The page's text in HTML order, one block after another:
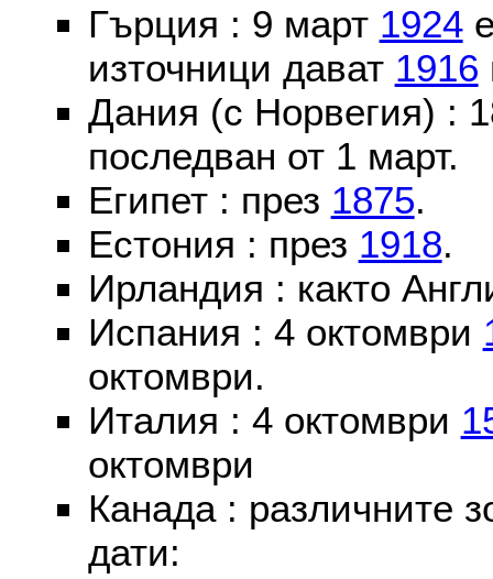
Гърция : 9 март 1924е
източници дават 1916
Дания (с Норвегия) :
последван от 1 март.
Египет : през 1875.
Естония : през 1918.
Ирландия : както
Испания : 4 октомври
октомври.
Италия : 4 октомври
октомври
Канада : различните
дати: